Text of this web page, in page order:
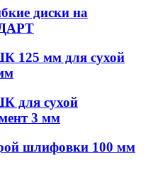
диски на
125 мм для сухой
для сухой
3 мм
шлифовки 100 мм